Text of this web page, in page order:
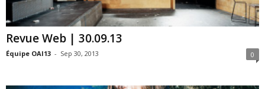
Revue Web | 30.09.13
Équipe OAI13 - Sep 30, 2013 0